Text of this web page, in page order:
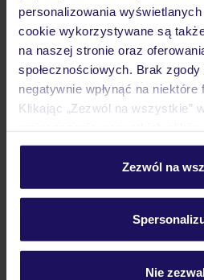
personalizowania
cookie wykorzystywane są
na naszej stronie oraz
społecznościowych. Brak
negatywnie wpłynąć na niektóre
Klikając „Zezwól na wszystkie”
personalizować swój wybór
Szczegółowe informacje o
Zezwól na
Nie
Hotel
Pokoje
Atrakcje
Ważne informacje